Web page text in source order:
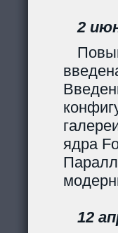
2
ядра
12